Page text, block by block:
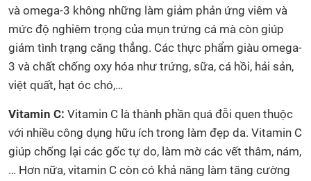
và omega-3 không những làm giảm phản ứng viêm và
mức độ nghiêm trọng của mụn trứng cá mà còn giúp
giảm tình trạng căng thẳng. Các thực phẩm giàu omega-
3 và chất chống oxy hóa như trứng, sữa, cá hồi, hải sản,
việt quất, hạt óc chó,…
Vitamin C: Vitamin C là thành phần quá đỗi quen thuộc
với nhiều công dụng hữu ích trong làm đẹp da. Vitamin C
giúp chống lại các gốc tự do, làm mờ các vết thâm, nám,
… Hơn nữa, vitamin C còn có khả năng làm tăng cường